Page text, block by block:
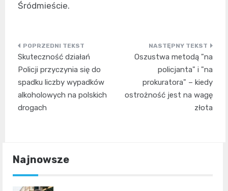
Śródmieście.
Nawigacja
wpisu
Skuteczność działań
Policji przyczynia się do
spadku liczby wypadków
alkoholowych na polskich
drogach
Oszustwa metodą "na
policjanta" i "na
prokuratora" – kiedy
ostrożność jest na wagę
złota
Najnowsze